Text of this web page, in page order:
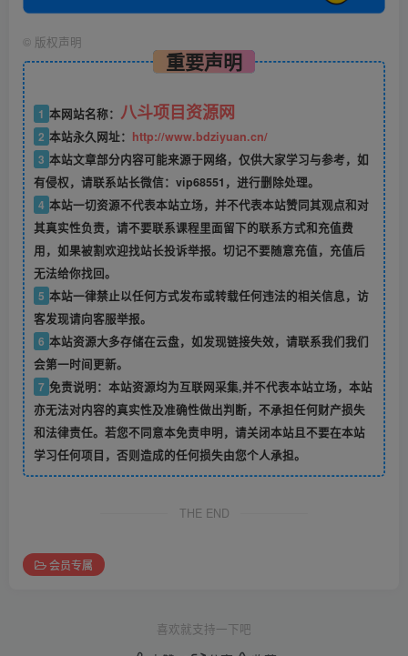
© 版权声明
重要声明
1 本网站名称： 八斗项目资源网
2 本站永久网址： http://www.bdziyuan.cn/
3 本站文章部分内容可能来源于网络，仅供大家学习与参考，如
有侵权，请联系站长微信：vip68551，进行删除处理。
4 本站一切资源不代表本站立场，并不代表本站赞同其观点和对
其真实性负责，请不要联系课程里面留下的联系方式和充值费
用，如果被割欢迎找站长投诉举报。切记不要随意充值，充值后
无法给你找回。
5 本站一律禁止以任何方式发布或转载任何违法的相关信息，访
客发现请向客服举报。
6 本站资源大多存储在云盘，如发现链接失效，请联系我们我们
会第一时间更新。
7 免责说明：本站资源均为互联网采集,并不代表本站立场，本站
亦无法对内容的真实性及准确性做出判断，不承担任何财产损失
和法律责任。若您不同意本免责申明，请关闭本站且不要在本站
学习任何项目，否则造成的任何损失由您个人承担。
THE END
会员专属
喜欢就支持一下吧